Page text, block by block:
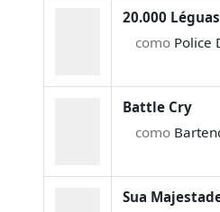
20.000
como Police
Battle Cry
como
Sua